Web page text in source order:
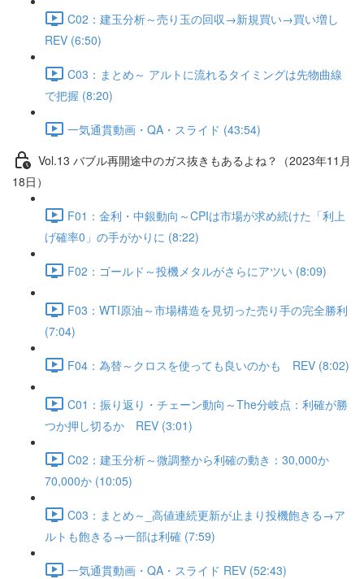
C02：建玉分析～売り玉の回収→新規買い→買い増し
REV (6:50)
C03：まとめ～ アルトに流れるタイミングは先物曲線
で把握 (8:20)
一気通貫動画・QA・スライド (43:54)
Vol.13 バブル再開途中のガス抜きもあるよね？（2023年11月
18日）
F01：金利・中銀動向～CPIは市場が求め続けた「利上
げ確率0」の手がかりに (8:22)
F02：ゴールド～投機メタルがさらにアツい (8:09)
F03：WTI原油～市場構造を見切った売り手の完全勝利
(7:04)
F04：為替～クロスを使っても良いのかも REV (8:02)
C01：振り返り・チェーン動向～The分岐点：利確が勝
つか押し切るか REV (3:01)
C02：建玉分析～微調整から利確の動き：30,000か
70,000か (10:05)
C03：まとめ～_高値連続更新が止まり投機飽きる→ア
ルトも飽きる→一部は利確 (7:59)
一気通貫動画・QA・スライド REV (52:43)